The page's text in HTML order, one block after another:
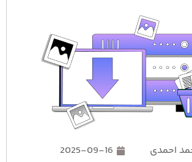
احمدی
2025-09-16